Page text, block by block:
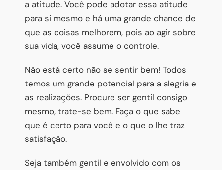
a atitude. Você pode adotar essa atitude
para si mesmo e há uma grande chance de
que as coisas melhorem, pois ao agir sobre
sua vida, você assume o controle.
Não está certo não se sentir bem! Todos
temos um grande potencial para a alegria e
as realizações. Procure ser gentil consigo
mesmo, trate-se bem. Faça o que sabe
que é certo para você e o que o lhe traz
satisfação.
Seja também gentil e envolvido com os